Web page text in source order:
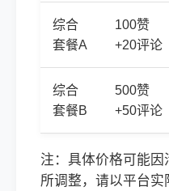
综合
套餐A
100赞
+20评论
综合
套餐B
500赞
+50评论
注：具体价格可能
所调整，请以平台实